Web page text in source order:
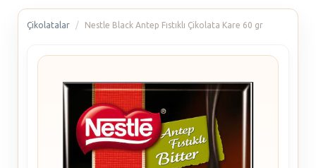
Çikolatalar Nestle Black Antep Fıstıklı Çikolata Kare 60 gr